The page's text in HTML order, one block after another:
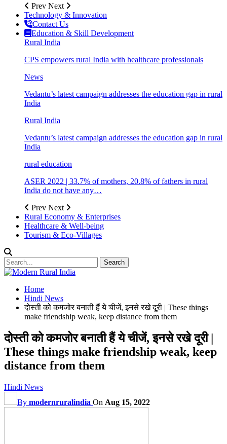
Prev Next
Technology & Innovation
Contact Us
Education & Skill Development
Rural India
CPS empowers rural India with healthcare professionals
News
Vedantu’s latest campaign addresses the education gap in rural
India
Rural India
Vedantu’s latest campaign addresses the education gap in rural
India
rural education
ASER 2022 | 33.7% of mothers, 20.8% of fathers in rural
India do not have any…
Prev Next
Rural Economy & Enterprises
Healthcare & Well-being
Tourism & Eco-Villages
Home
Hindi News
दोस्ती को कमजोर बनाती हैं ये चीजें, इनसे रखे दूरी | These things
make friendship weak, keep distance from them
दोस्ती को कमजोर बनाती हैं ये चीजें, इनसे रखे दूरी |
These things make friendship weak, keep
distance from them
Hindi News
By modernruralindia On Aug 15, 2022